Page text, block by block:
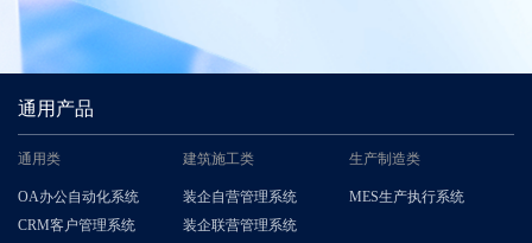
通用产品
通用类
OA办公自动化系统
CRM客户管理系统
建筑施工类
装企自营管理系统
装企联营管理系统
生产制造类
MES生产执行系统